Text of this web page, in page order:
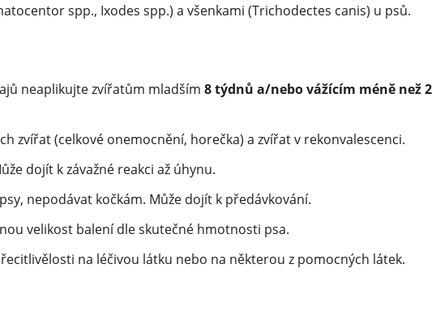
spp., Ixodes spp.) a všenkami (Trichodectes canis) u psů.
neaplikujte zvířatům mladším 8 týdnů a/nebo vážícím méně než 2
zvířat (celkové onemocnění, horečka) a zvířat v rekonvalescenci.
dojít k závažné reakci až úhynu.
nepodávat kočkám. Může dojít k předávkování.
velikost balení dle skutečné hmotnosti psa.
na léčivou látku nebo na některou z pomocných látek.